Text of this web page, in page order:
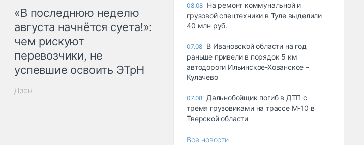
«В последнюю неделю
августа начнётся суета!»:
чем рискуют
перевозчики, не
успевшие освоить ЭТрН
Дзен
08.08 На ремонт коммунальной и
грузовой спецтехники в Туле выделили
40 млн руб.
07.08 В Ивановской области на год
раньше привели в порядок 5 км
автодороги Ильинское-Хованское –
Кулачево
07.08 Дальнобойщик погиб в ДТП с
тремя грузовиками на трассе М-10 в
Тверской области
Все новости